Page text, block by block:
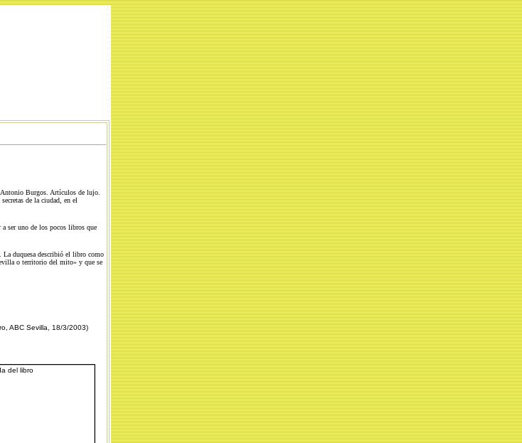
Antonio Burgos. Artículos de lujo.
de la ciudad, en el
ser uno de los pocos libros que
La duquesa describió el libro como
o territorio del mito» y que se
ABC Sevilla, 18/3/2003)